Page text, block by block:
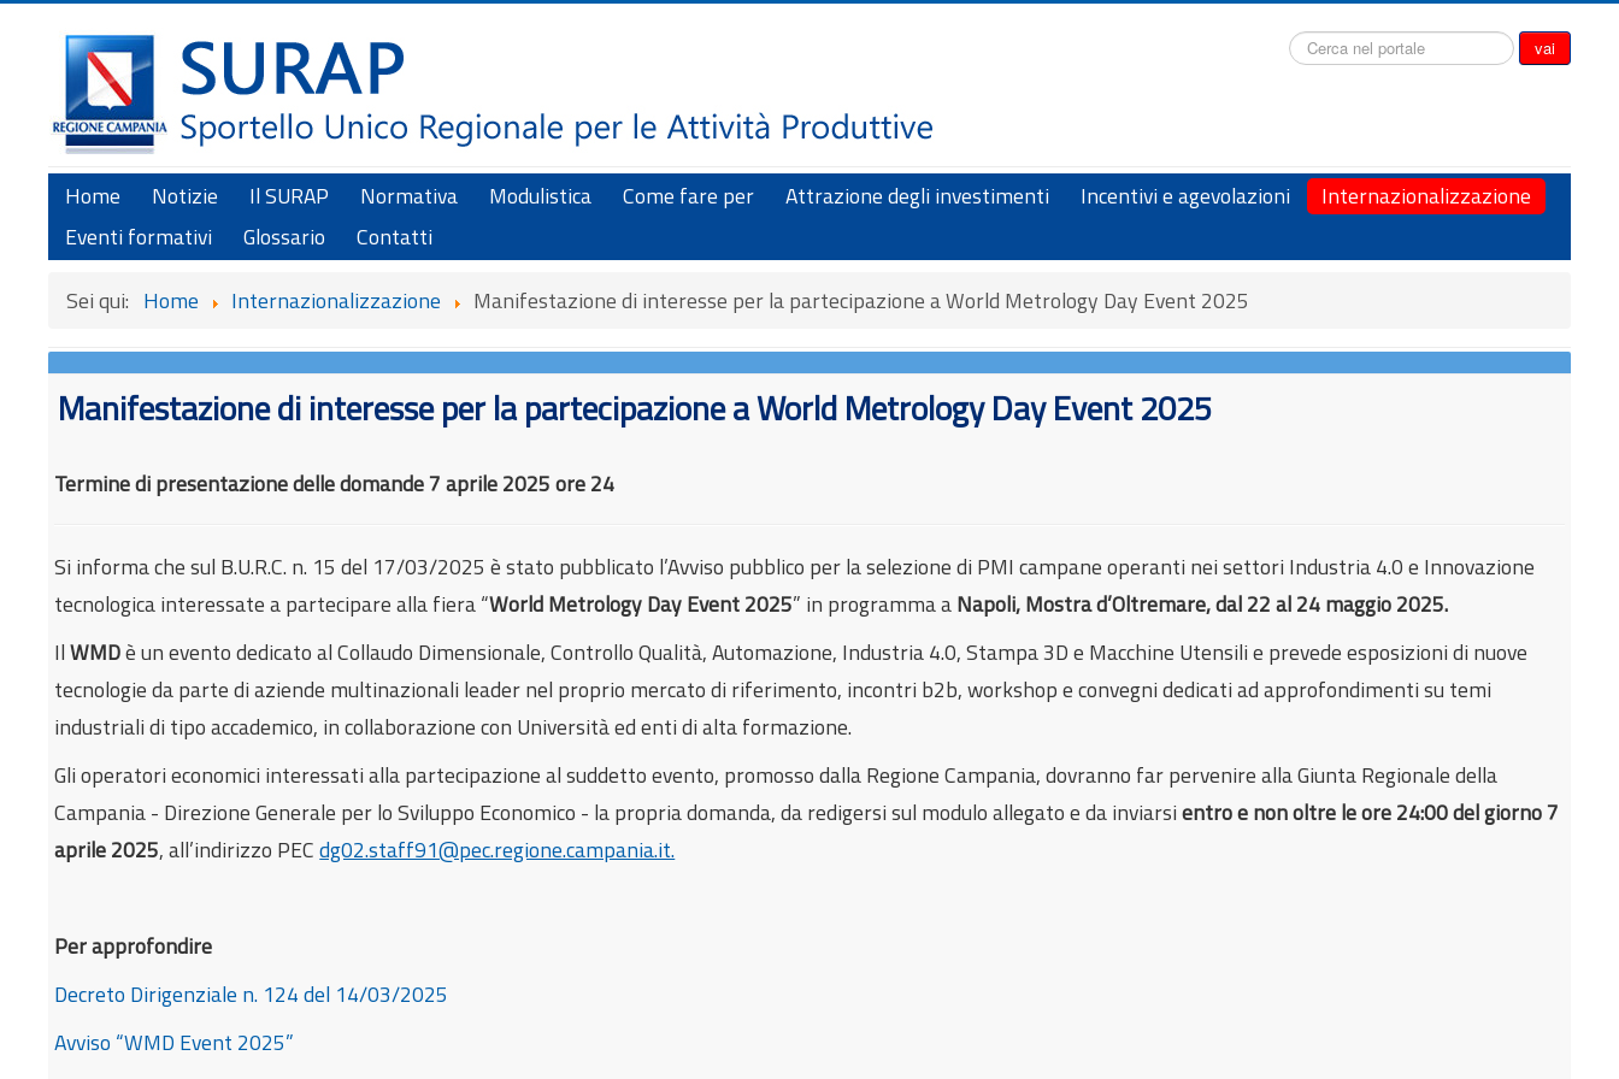
Cerca... vai
Home Notizie Il SURAP Normativa Modulistica Come fare per Attrazione degli investimenti Incentivi e agevolazioni
Internazionalizzazione
Eventi formativi
Glossario
Contatti
Sei qui: Home Internazionalizzazione Manifestazione di interesse per la partecipazione a World Metrology Day Event 2025
Manifestazione di interesse per la partecipazione a World Metrology Day Event 2025
Termine di presentazione delle domande 7 aprile 2025 ore 24
Si informa che sul B.U.R.C. n. 15 del 17/03/2025 è stato pubblicato l’Avviso pubblico per la selezione di PMI campane operanti nei settori Industria 4.0 e Innovazione
tecnologica interessate a partecipare alla fiera “World Metrology Day Event 2025” in programma aNapoli,Mostra d’Oltremare, dal 22 al 24 maggio 2025.
IlWMDè un evento dedicato al Collaudo Dimensionale, Controllo Qualità, Automazione, Industria 4.0, Stampa 3D e Macchine Utensili e prevede esposizioni di nuove
tecnologie da parte di aziende multinazionali leader nel proprio mercato di riferimento, incontri b2b, workshop e convegni dedicati ad approfondimenti su temi
industriali di tipo accademico, in collaborazione con Università ed enti di alta formazione.
Gli operatori economici interessati alla partecipazione al suddetto evento, promosso dalla Regione Campania, dovranno far pervenire alla Giunta Regionale della
Campania - Direzione Generale per lo Sviluppo Economico - la propria domanda, da redigersi sul modulo allegato e da inviarsientro e non oltre le ore 24:00 del giorno 7
aprile 2025, all’indirizzo PECdg02.staff91@pec.regione.campania.it.
Per approfondire
Decreto Dirigenziale n. 124 del 14/03/2025
Avviso “WMD Event 2025”